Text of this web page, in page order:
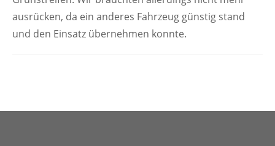
ausrücken, da ein anderes Fahrzeug günstig stand
und den Einsatz übernehmen konnte.